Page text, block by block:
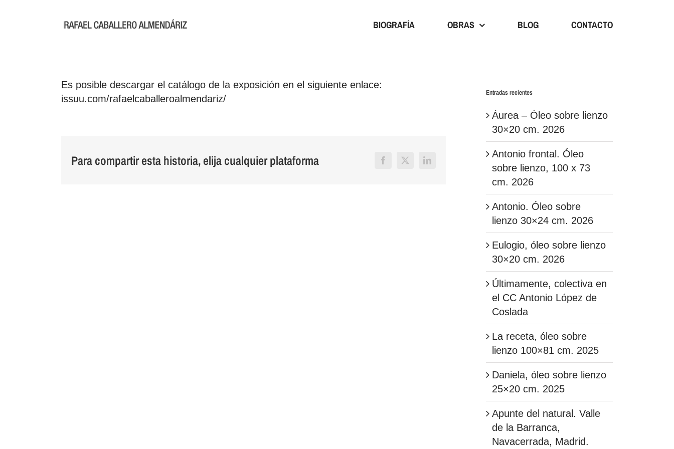
BIOGRAFÍA OBRAS BLOG CONTACTO
Es posible descargar el catálogo de la exposición en el siguiente enlace:
issuu.com/rafaelcaballeroalmendariz/
Para compartir esta historia, elija cualquier plataforma Facebook
X LinkedIn
Entradas recientes
Áurea – Óleo sobre lienzo
30×20 cm. 2026
Antonio frontal. Óleo
sobre lienzo, 100 x 73
cm. 2026
Antonio. Óleo sobre
lienzo 30×24 cm. 2026
Eulogio, óleo sobre lienzo
30×20 cm. 2026
Últimamente, colectiva en
el CC Antonio López de
Coslada
La receta, óleo sobre
lienzo 100×81 cm. 2025
Daniela, óleo sobre lienzo
25×20 cm. 2025
Apunte del natural. Valle
de la Barranca,
Navacerrada, Madrid.